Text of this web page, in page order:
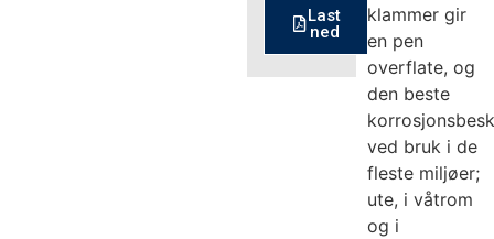
Last
ned
klammer gir
en pen
overflate, og
den beste
ved bruk i de
fleste miljøer;
ute, i våtrom
og i